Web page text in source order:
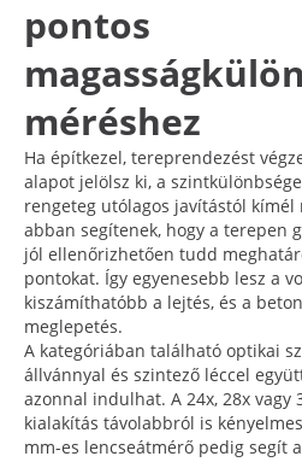
pontos
méréshez
Ha építkezel, tereprendezést
alapot jelölsz ki, a
rengeteg utólagos javítástól kímél
abban segítenek, hogy a terepen
jól ellenőrizhetően tudd
pontokat. Így egyenesebb lesz a
kiszámíthatóbb a lejtés, és a
meglepetés.
A kategóriában található optikai
állvánnyal és szintező léccel
azonnal indulhat. A 24x, 28x vagy
kialakítás távolabbról is
mm-es lencseátmérő pedig segít